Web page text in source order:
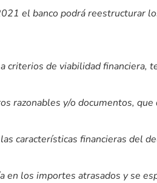
el banco podrá reestructurar
de viabilidad financiera,
razonables y/o documentos, que
características financieras del
en los importes atrasados y se